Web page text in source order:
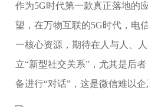
作为5G时代第一款真正落地的
望，在万物互联的5G时代，电
一核心资源，期待在人与人、
立“新型社交关系”，尤其是后
备进行“对话”，这是微信难以企